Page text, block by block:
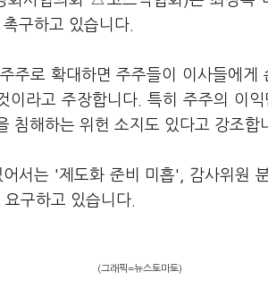
구하고 있습니다.
주로 확대하면 주주들이 이사들에
이라고 주장합니다. 특히 주주의 이
침해하는 위헌 소지도 있다고 강조합
서는 '제도화 준비 미흡', 감사위원
구하고 있습니다.
(그래픽=뉴스토마토)